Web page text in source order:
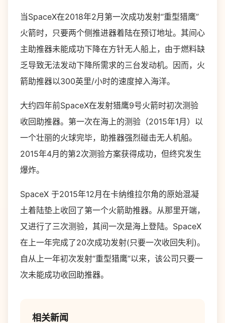
当SpaceX在2018年2月第一次成功发射“重型猎鹰”
火箭时，只要两个侧推进器着陆在预订地址。其间心
主助推器未能成功下降在方针无人船上，由于燃料缺
乏导致无法发动下降所需求的三台发动机。因而，火
箭助推器以300英里/小时的速度掉入海洋。
大约四年前SpaceX在发射猎鹰9号火箭时初次测验
收回助推器。第一次在海上的测验（2015年1月）以
一个壮丽的火球完毕，助推器强烈碰击无人机船。
2015年4月的第2次测验方案获得成功，但终究发生
爆炸。
SpaceX 于2015年12月在卡纳维拉尔角的原始混凝
土着陆垫上收回了第一个火箭助推器。从那里开端，
又进行了三次测验，其间一次是海上登陆。SpaceX
在上一年完成了20次成功发射(只要一次收回失利)。
自从上一年初次发射“重型猎鹰”以来，该公司只要一
次未能成功收回助推器。
相关新闻